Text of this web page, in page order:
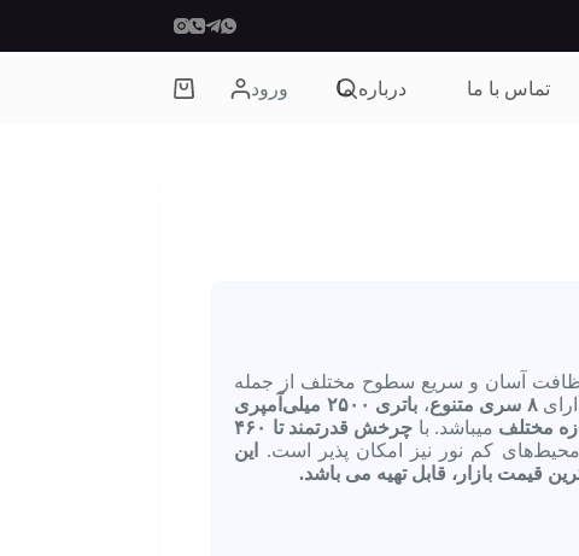
تماس با ما درباره ما ورود
سبد
نظافت آسان و سریع سطوح مختلف از جمله
۸ سری متنوع ، باتری ۲۵۰۰ میلی‌آمپری
میباشد. با
چرخش قدرتمند تا ۴۶۰
کم‌ نور نیز امکان‌ پذیر است.
این
قیمت بازار، قابل تهیه می باشد.